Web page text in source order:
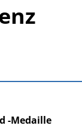
-Medaille